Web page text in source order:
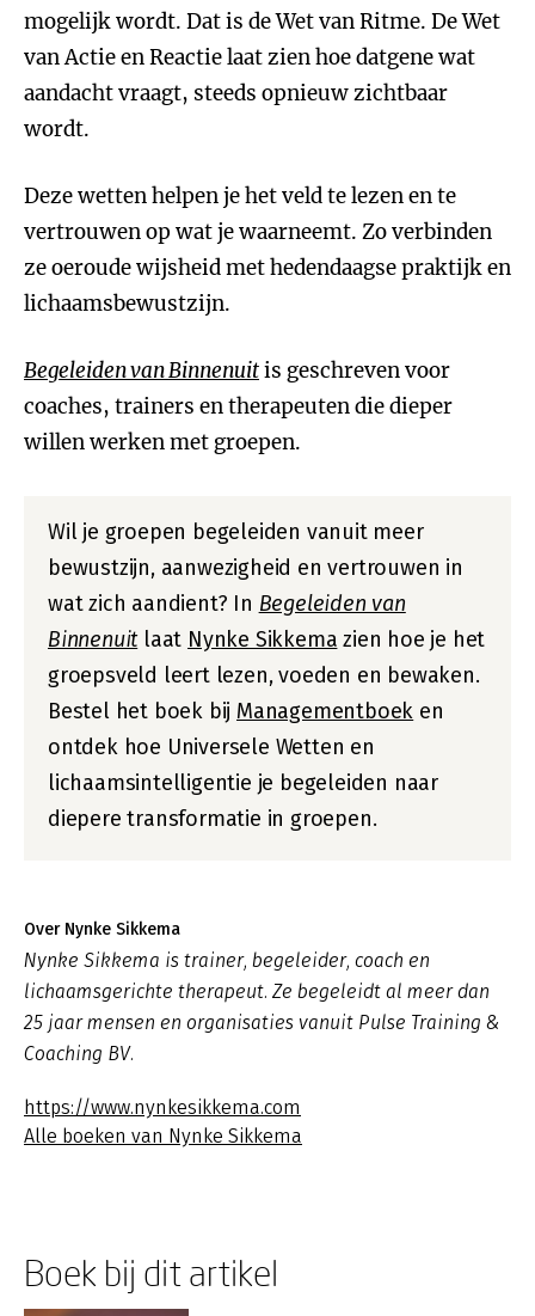
mogelijk wordt. Dat is de Wet van Ritme. De Wet
van Actie en Reactie laat zien hoe datgene wat
aandacht vraagt, steeds opnieuw zichtbaar
wordt.
Deze wetten helpen je het veld te lezen en te
vertrouwen op wat je waarneemt. Zo verbinden
ze oeroude wijsheid met hedendaagse praktijk en
lichaamsbewustzijn.
Begeleiden van Binnenuitis geschreven voor
coaches, trainers en therapeuten die dieper
willen werken met groepen.
Wil je groepen begeleiden vanuit meer
bewustzijn, aanwezigheid en vertrouwen in
wat zich aandient? In Begeleiden van
Binnenuitlaat Nynke Sikkema zien hoe je het
groepsveld leert lezen, voeden en bewaken.
Bestel het boek bij Managementboek en
ontdek hoe Universele Wetten en
lichaamsintelligentie je begeleiden naar
diepere transformatie in groepen.
Over Nynke Sikkema
Nynke Sikkema is trainer, begeleider, coach en
lichaamsgerichte therapeut. Ze begeleidt al meer dan
25 jaar mensen en organisaties vanuit Pulse Training &
Coaching BV.
https://www.nynkesikkema.com
Alle boeken van Nynke Sikkema
Boek bij dit artikel